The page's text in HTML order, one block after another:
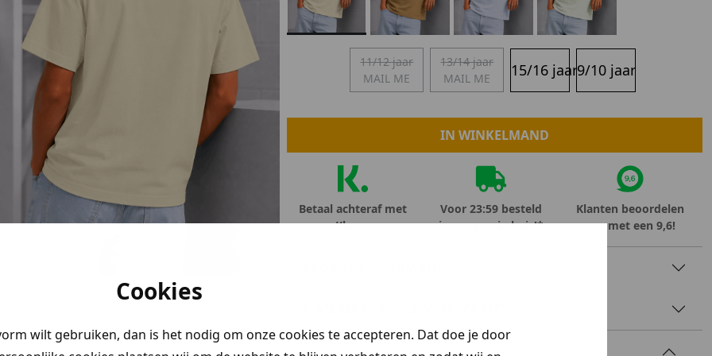
Cookies
wilt gebruiken, dan is het nodig om onze cookies te accepteren. Dat doe je door
Marokko
Nigeria
Portugal
Spanje
MID SEASON-SALE DAMES MID SEASON-SALE KIDS
11/12 jaar
MAIL ME
13/14 jaar
MAIL ME
15/16 jaar9/10 jaar
IN WINKELMAND
Betaal achteraf met
Klarna
Voor 23:59 besteld
is morgen in huis!*
Klanten beoordelen
ons met een 9,6!